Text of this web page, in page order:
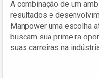
A combinação de um
resultados e
Manpower uma escolha
buscam sua primeira
suas carreiras na